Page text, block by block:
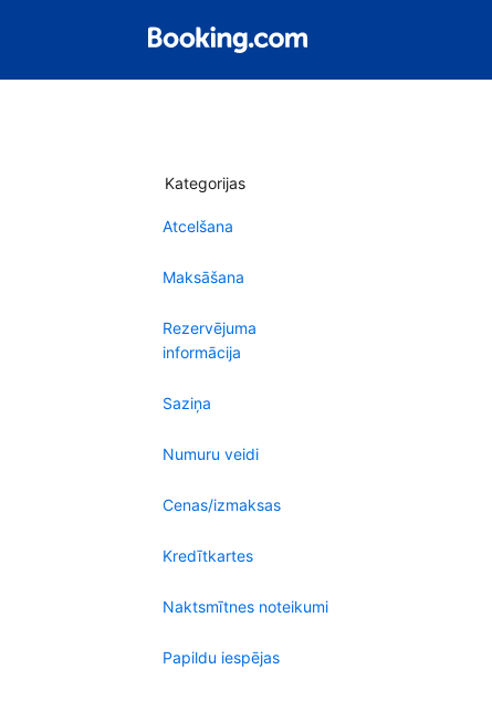
Kategorijas
Atcelšana
Maksāšana
Rezervējuma
informācija
Saziņa
Numuru veidi
Cenas/izmaksas
Kredītkartes
Naktsmītnes noteikumi
Papildu iespējas